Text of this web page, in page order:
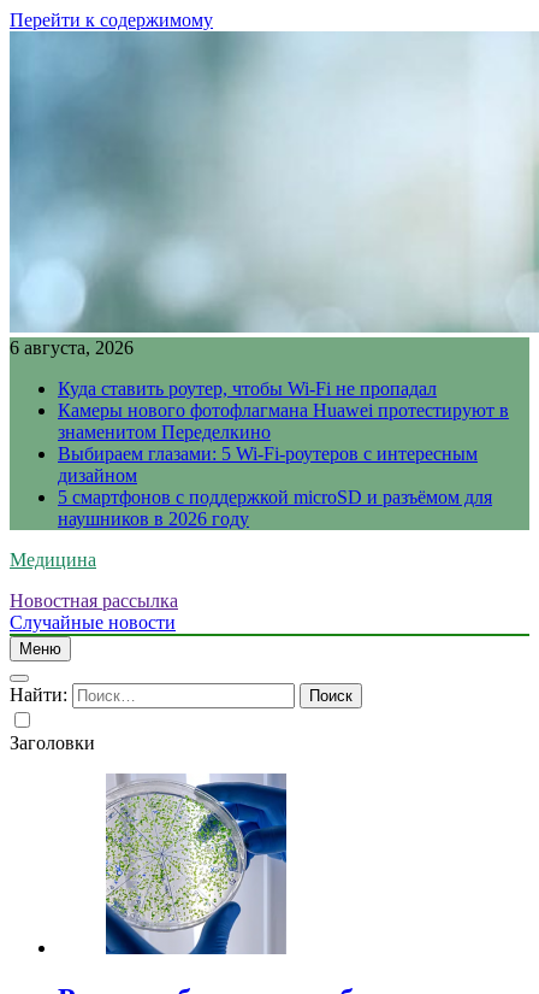
Перейти к содержимому
6 августа, 2026
Куда ставить роутер, чтобы Wi-Fi не пропадал
Камеры нового фотофлагмана Huawei протестируют в
знаменитом Переделкино
Выбираем глазами: 5 Wi-Fi-роутеров с интересным
дизайном
5 смартфонов с поддержкой microSD и разъёмом для
наушников в 2026 году
Медицина
Новостная рассылка
Случайные новости
Меню
Найти:
Заголовки